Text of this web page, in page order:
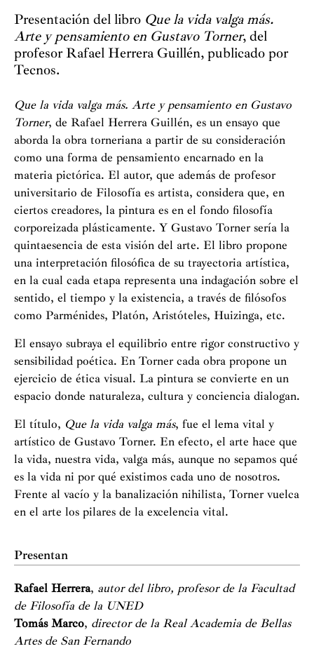
Presentación del libro Que la vida valga más.
Arte y pensamiento en Gustavo Torner, del
profesor Rafael Herrera Guillén, publicado por
Tecnos.
Que la vida valga más. Arte y pensamiento en Gustavo
Torner, de Rafael Herrera Guillén, es un ensayo que
aborda la obra torneriana a partir de su consideración
como una forma de pensamiento encarnado en la
materia pictórica. El autor, que además de profesor
universitario de Filosofía es artista, considera que, en
ciertos creadores, la pintura es en el fondo filosofía
corporeizada plásticamente. Y Gustavo Torner sería la
quintaesencia de esta visión del arte. El libro propone
una interpretación filosófica de su trayectoria artística,
en la cual cada etapa representa una indagación sobre el
sentido, el tiempo y la existencia, a través de filósofos
como Parménides, Platón, Aristóteles, Huizinga, etc.
El ensayo subraya el equilibrio entre rigor constructivo y
sensibilidad poética. En Torner cada obra propone un
ejercicio de ética visual. La pintura se convierte en un
espacio donde naturaleza, cultura y conciencia dialogan.
El título, Que la vida valga más, fue el lema vital y
artístico de Gustavo Torner. En efecto, el arte hace que
la vida, nuestra vida, valga más, aunque no sepamos qué
es la vida ni por qué existimos cada uno de nosotros.
Frente al vacío y la banalización nihilista, Torner vuelca
en el arte los pilares de la excelencia vital.
Presentan
Rafael Herrera, autor del libro, profesor de la Facultad
de Filosofía de la UNED
Tomás Marco, director de la Real Academia de Bellas
Artes de San Fernando